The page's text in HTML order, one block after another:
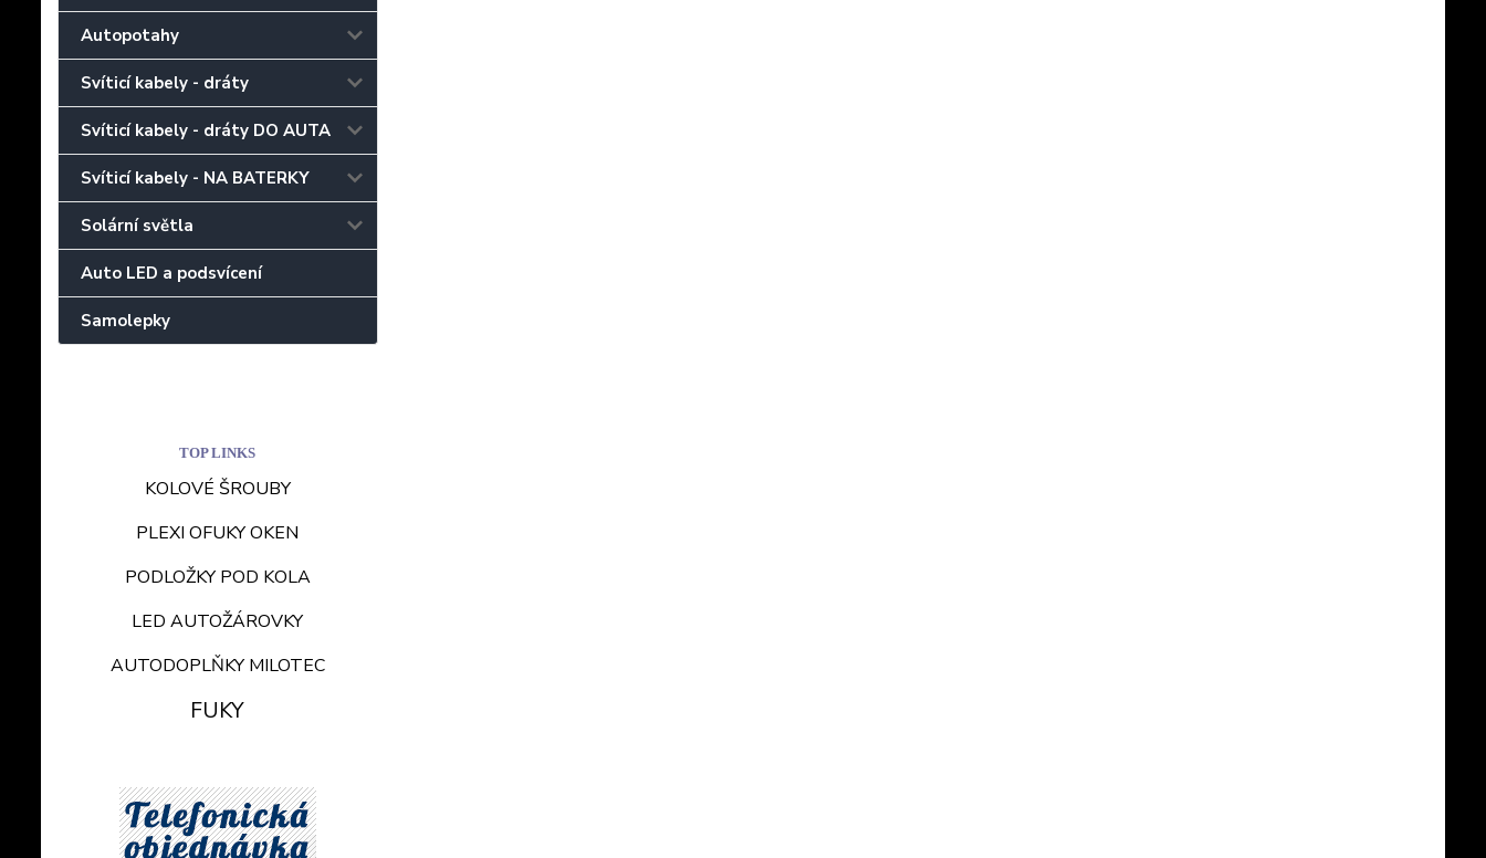
Autopotahy
Svíticí kabely - dráty
Svíticí kabely - dráty DO AUTA
Svíticí kabely - NA BATERKY
Solární světla
Auto LED a podsvícení
Samolepky
TOP LINKS
KOLOVÉ ŠROUBY
PLEXI OFUKY OKEN
PODLOŽKY POD KOLA
LED AUTOŽÁROVKY
AUTODOPLŇKY MILOTEC
FUKY